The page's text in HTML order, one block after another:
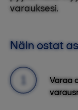
varauksesi.
Näin ostat
Varaa